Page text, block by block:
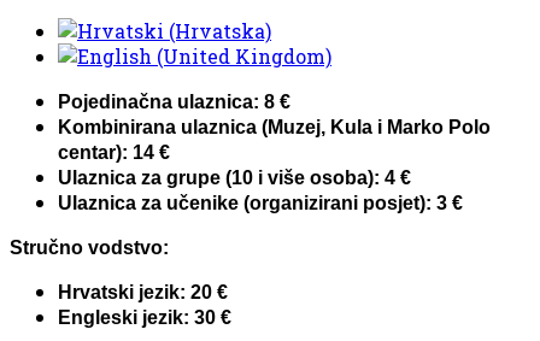
Pojedinačna ulaznica: 8 €
Kombinirana ulaznica (Muzej, Kula i Marko Polo
centar): 14 €
Ulaznica za grupe (10 i više osoba): 4 €
Ulaznica za učenike (organizirani posjet): 3 €
Stručno vodstvo:
Hrvatski jezik: 20 €
Engleski jezik: 30 €